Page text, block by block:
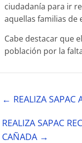
ciudadanía para ir
aquellas familias de
Cabe destacar que
población por la
← REALIZA
REALIZA SAPAC
CAÑADA →